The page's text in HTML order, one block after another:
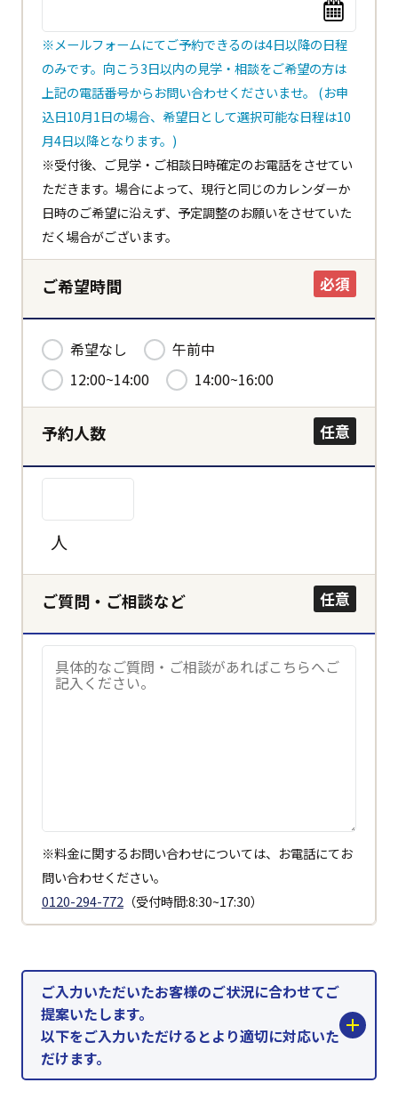
都道府県
市区町村
ホーム
閉じる
※メールフォームにてご予約できるのは4日以降の日程
のみです。向こう3日以内の見学・相談をご希望の方は
上記の電話番号からお問い合わせくださいませ。 (お申
込日10月1日の場合、希望日として選択可能な日程は10
月4日以降となります。)
※受付後、ご見学・ご相談日時確定のお電話をさせてい
ただきます。場合によって、現行と同じのカレンダーか
日時のご希望に沿えず、予定調整のお願いをさせていた
だく場合がございます。
ご希望時間 必須
希望なし
午前中
12:00~14:00
14:00~16:00
予約人数 任意
人
ご質問・ご相談など 任意
※料金に関するお問い合わせについては、お電話にてお
問い合わせください。
0120-294-772（受付時間:8:30~17:30）
ご入力いただいたお客様のご状況に合わせてご
提案いたします。
以下をご入力いただけるとより適切に対応いた
だけます。